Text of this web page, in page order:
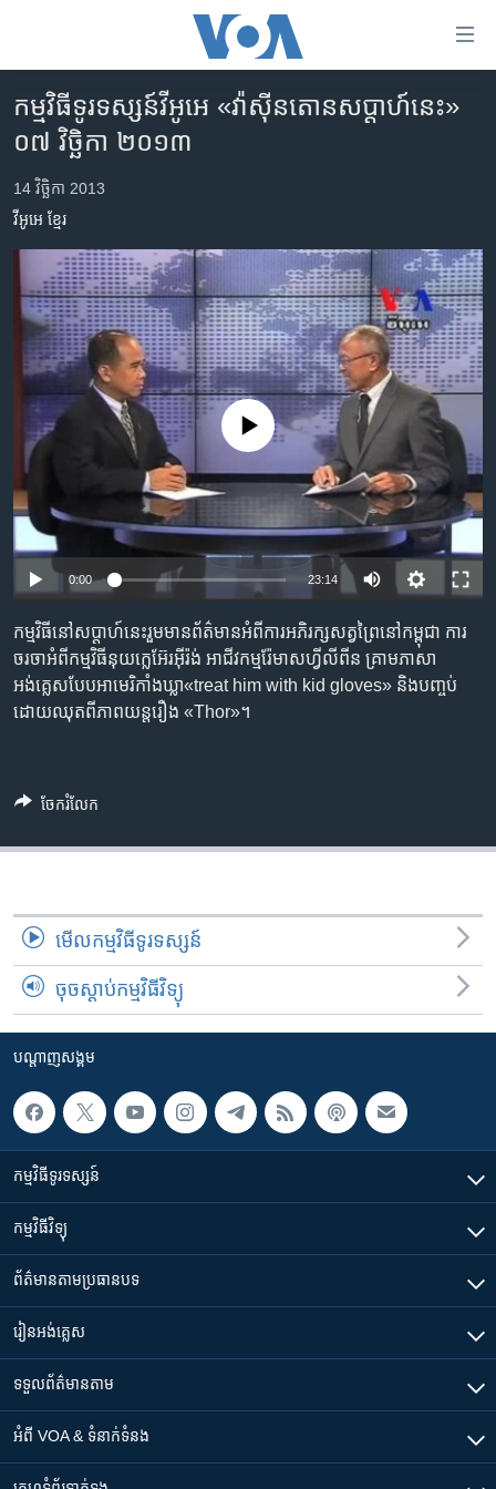
គេហទំព័រ​
ទាក់ទង
រំលង​
និង​
ចូល​
ទៅ​​
ព័ត៌មាន​​
រំលង​
ទំព័រ​
រចនា
សម្ព័ន្ធ​
រំលង​
ទៅ​
កាន់​
ទំព័រ​
ស្វែង​
កម្ពុជា
អន្តរជាតិ
អាមេរិក
ចិន
ហេឡូវីអូអេ
កម្ពុជាច្នៃប្រតិដ្ឋ
ព្រឹត្តិការណ៍ព័ត៌មាន
ទូរទស្សន៍ / វីដេអូ​
វិទ្យុ / ផតខាសថ៍
កម្មវិធីទាំងអស់
Khmer English
បណ្តាញ​សង្គម
ភាសា
កម្មវិធី​ទូរទស្សន៍​វីអូអេ «វ៉ាស៊ីនតោន​សប្តាហ៍​នេះ»
០៧ វិច្ឆិកា ២០១៣
14 វិច្ឆិកា 2013
វីអូអេ​​ ខ្មែរ​
No media source currently available
0:00 23:14
កម្មវិធី​នៅ​សប្តាហ៍​នេះ​រួម​មាន​ព័ត៌មាន​អំពី​ការ​អភិរក្ស​សត្វព្រៃ​នៅ​កម្ពុជា ការ​
ចរចា​អំពី​កម្មវិធី​នុយក្លេអ៊ែរ​អ៊ីរ៉ង់ អាជីវកម្ម​រ៉ែ​មាស​ហ្វីលីពីន គ្រាមភាសា​
អង់គ្លេស​បែប​អាមេរិកាំង​ឃ្លា​«treat him with kid gloves» និង​បញ្ចប់​
ដោយ​ឈុត​ពី​ភាពយន្ត​រឿង «Thor»។
ចែករំលែក
មើល​កម្មវិធី​ទូរទស្សន៍
ចុចស្តាប់កម្មវិធីវិទ្យុ
បណ្តាញ​សង្គម
កម្មវិធី​ទូរទស្សន៍
កម្មវិធី​វិទ្យុ
ព័ត៌មាន​តាមប្រធានបទ​
រៀន​​អង់គ្លេស
ទទួល​ព័ត៌មាន​តាម
អំពី​ VOA & ទំនាក់ទំនង